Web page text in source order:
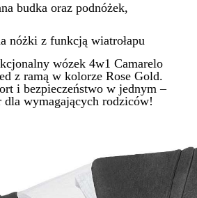
budka oraz podnóżek,
nóżki z funkcją wiatrołapu